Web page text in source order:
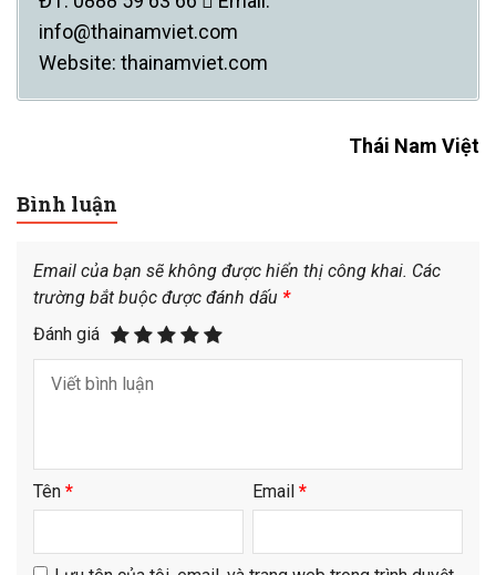
info@thainamviet.com
Website: thainamviet.com
Thái Nam Việt
Bình luận
Email của bạn sẽ không được hiển thị công khai. Các
trường bắt buộc được đánh dấu *
Đánh giá
Tên * Email *